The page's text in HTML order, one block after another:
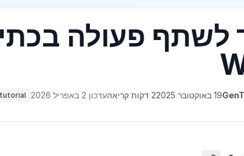
לשתף פעולה
19 באוקטובר 2025 2 דקות קריאה עדכון 2 באפריל 2026